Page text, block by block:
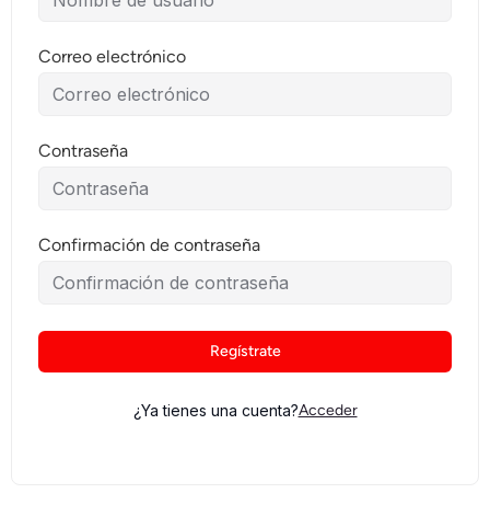
Correo electrónico
Contraseña
Confirmación de contraseña
Regístrate
¿Ya tienes una cuenta?Acceder